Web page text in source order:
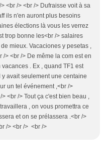
<br /> <br /> Dufraisse voit à sa
ils n'en auront plus besoins
élections là vous les verrez
trop bonne les<br /> salaires
mieux. Vacaciones y pesetas ,
/> <br /> De même la com est en
. Ex , quand TF1 est
avait seulement une centaine
un tel événement ,<br />
<br /> Tout ça c'est bien beau ,
, on vous promettra ce
et on se prélassera .<br />
/> <br /> <br />